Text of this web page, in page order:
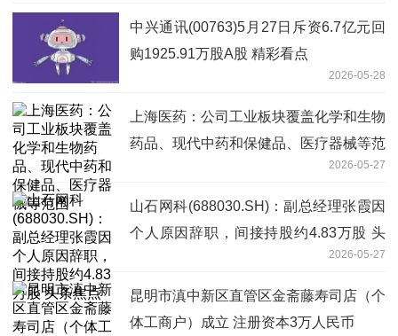
中兴通讯(00763)5月27日斥资6.7亿元回
购1925.91万股A股 精彩看点
2026-05-28
上海医药：公司工业板块覆盖化学和生物
药品、现代中药和保健品、医疗器械等范
2026-05-27
山石网科(688030.SH)：副总经理张霞因
个人原因辞职，间接持股约4.83万股 头
2026-05-27
昆明市滇中新区直管区金斋藤寿司店（个
体工商户）成立 注册资本3万人民币